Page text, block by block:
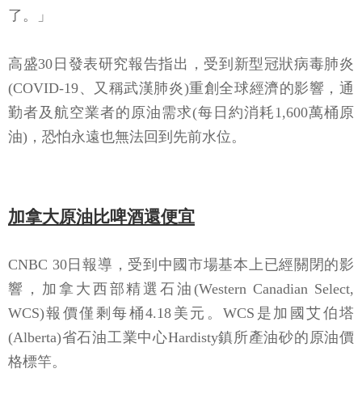
了。」
高盛30日發表研究報告指出，受到新型冠狀病毒肺炎
(COVID-19、又稱武漢肺炎)重創全球經濟的影響，通
勤者及航空業者的原油需求(每日約消耗1,600萬桶原
油)，恐怕永遠也無法回到先前水位。
加拿大原油比啤酒還便宜
CNBC 30日報導，受到中國市場基本上已經關閉的影
響，加拿大西部精選石油(Western Canadian Select,
WCS)報價僅剩每桶4.18美元。WCS是加國艾伯塔
(Alberta)省石油工業中心Hardisty鎮所產油砂的原油價
格標竿。